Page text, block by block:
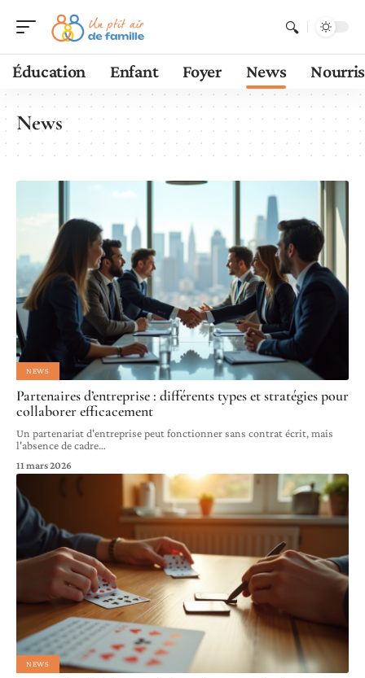
Éducation Enfant Foyer News
News
NEWS
Partenaires d’entreprise : différents types et stratégies pour
collaborer efficacement
Un partenariat d'entreprise peut fonctionner sans contrat écrit, mais
l'absence de cadre…
11 mars 2026
NEWS